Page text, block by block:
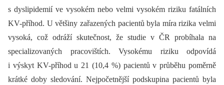
s dyslipidemií ve vysokém nebo velmi vysokém riziku fatálních
KV-příhod. U většiny zařazených pacientů byla míra rizika velmi
vysoká, což odráží skutečnost, že studie v ČR probíhala na
specializovaných pracovištích. Vysokému riziku odpovídá
i výskyt KV-příhod u 21 (10,4 %) pacientů v průběhu poměrně
krátké doby sledování. Nejpočetnější podskupina pacientů byla